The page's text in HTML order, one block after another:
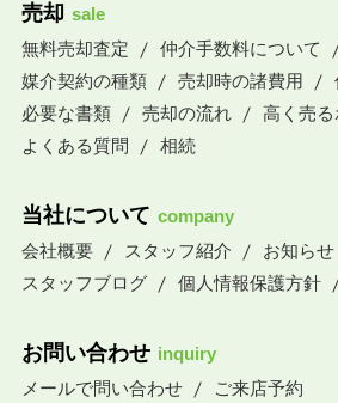
売却 sale
無料売却査定
仲介手数料について
媒介契約の種類
売却時の諸費用
必要な書類
売却の流れ
高く売る
よくある質問
相続
当社について company
会社概要
スタッフ紹介 お知らせ
スタッフブログ
個人情報保護方針
お問い合わせ inquiry
メールで問い合わせ
ご来店予約